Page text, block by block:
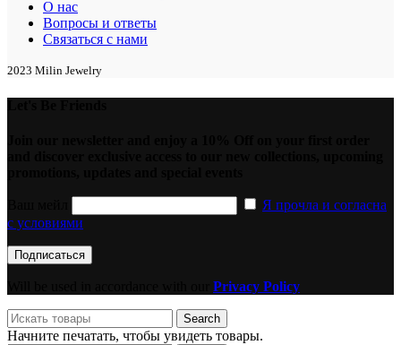
О нас
Вопросы и ответы
Связаться с нами
2023 Milin Jewelry
Я прочла и согласна
с условиями
Privacy Policy
Search
Начните печатать, чтобы увидеть товары.